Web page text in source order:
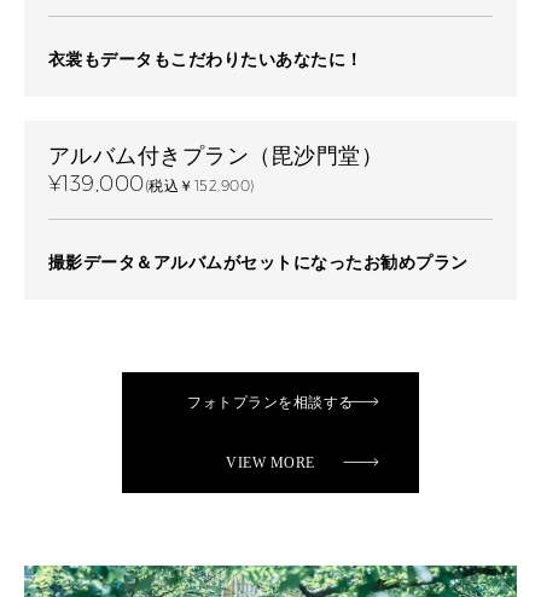
衣裳もデータもこだわりたいあなたに！
アルバム付きプラン（毘沙門堂）
¥139,000(税込￥152,900)
撮影データ＆アルバムがセットになったお勧めプラン
フォトプランを相談する
VIEW MORE